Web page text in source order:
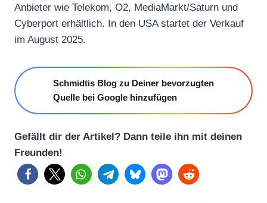
Anbieter wie Telekom, O2, MediaMarkt/Saturn und
Cyberport erhältlich. In den USA startet der Verkauf
im August 2025.
Schmidtis Blog zu Deiner bevorzugten
Quelle bei Google hinzufügen
Gefällt dir der Artikel? Dann teile ihn mit deinen
Freunden!